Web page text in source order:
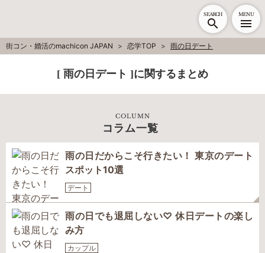
SEARCH MENU
街コン・婚活のmachicon JAPAN 恋学TOP 雨の日デート
[ 雨の日デート ]に関するまとめ
COLUMN
コラム一覧
雨の日だからこそ行きたい！ 東京のデート
スポット10選
デート
雨の日でも退屈しない♡ 休日デートの楽し
み方
カップル